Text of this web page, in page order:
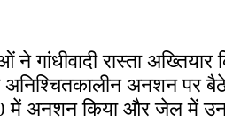
गांधीवादी रास्ता
वे अनिश्चितकालीन अनशन
में अनशन किया और जेल में